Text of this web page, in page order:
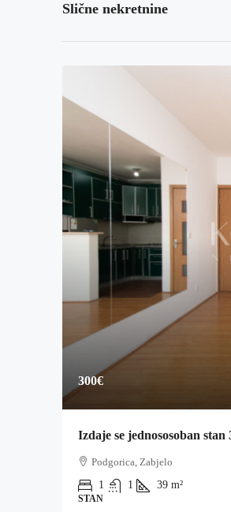
Slične nekretnine
300€
Izdaje se jednososoban
Podgorica, Zabjelo
1
1 39 m²
STAN